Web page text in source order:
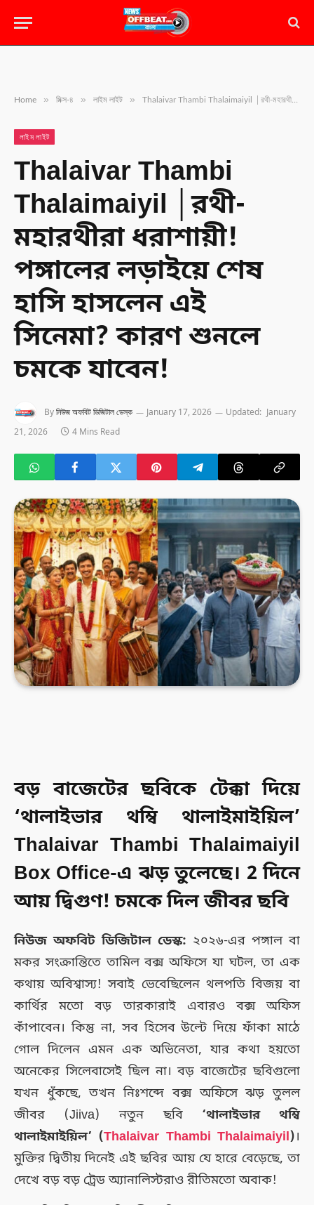
Home » মিক্স-৪ » লাইম লাইট » Thalaivar Thambi Thalaimaiyil │রথী-মহারথীরা ধরাশায়ী! পঙ্গালের লড়াইয়ে শেষ হাসি হাসলেন এই সিনেমা? কারণ শুনলে চমকে যাবেন!
লাইম লাইট
Thalaivar Thambi
Thalaimaiyil │রথী-
মহারথীরা ধরাশায়ী!
পঙ্গালের লড়াইয়ে শেষ
হাসি হাসলেন এই
সিনেমা? কারণ শুনলে
চমকে যাবেন!
Byনিউজ অফবিট ডিজিটাল ডেস্ক January 17, 2026 Updated: January
21, 2026
4 Mins Read
বড় বাজেটের ছবিকে টেক্কা দিয়ে
‘থালাইভার থম্বি থালাইমাইয়িল’
Thalaivar Thambi Thalaimaiyil
Box Office-এ ঝড় তুলেছে। 2 দিনে
আয় দ্বিগুণ! চমকে দিল জীবর ছবি
নিউজ অফবিট ডিজিটাল ডেস্ক: ২০২৬-এর পঙ্গাল বা
মকর সংক্রান্তিতে তামিল বক্স অফিসে যা ঘটল, তা এক
কথায় অবিশ্বাস্য! সবাই ভেবেছিলেন থলপতি বিজয় বা
কার্থির মতো বড় তারকারাই এবারও বক্স অফিস
কাঁপাবেন। কিন্তু না, সব হিসেব উল্টে দিয়ে ফাঁকা মাঠে
গোল দিলেন এমন এক অভিনেতা, যার কথা হয়তো
অনেকের সিলেবাসেই ছিল না। বড় বাজেটের ছবিগুলো
যখন ধুঁকছে, তখন নিঃশব্দে বক্স অফিসে ঝড় তুলল
জীবর (Jiiva) নতুন ছবি ‘থালাইভার থম্বি
থালাইমাইয়িল’ (Thalaivar Thambi Thalaimaiyil)।
মুক্তির দ্বিতীয় দিনেই এই ছবির আয় যে হারে বেড়েছে, তা
দেখে বড় বড় ট্রেড অ্যানালিস্টরাও রীতিমতো অবাক!